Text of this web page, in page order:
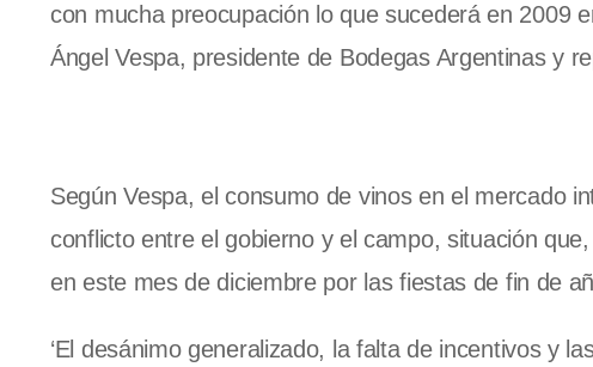
con mucha preocupación lo que sucederá en 2009
Ángel Vespa, presidente de Bodegas Argentinas y
Según Vespa, el consumo de vinos en el mercado
conflicto entre el gobierno y el campo, situación
en este mes de diciembre por las fiestas de fin de
‘El desánimo generalizado, la falta de incentivos y